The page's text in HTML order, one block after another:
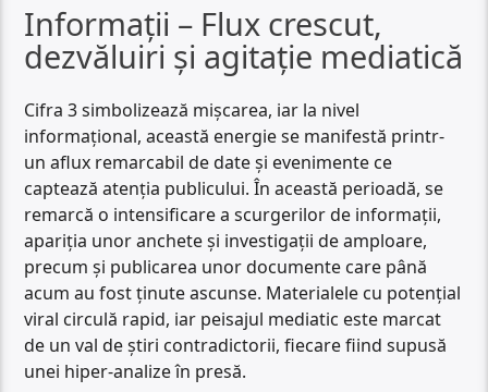
Informații – Flux crescut,
dezvăluiri și agitație mediatică
Cifra 3 simbolizează mișcarea, iar la nivel
informațional, această energie se manifestă printr-
un aflux remarcabil de date și evenimente ce
captează atenția publicului. În această perioadă, se
remarcă o intensificare a scurgerilor de informații,
apariția unor anchete și investigații de amploare,
precum și publicarea unor documente care până
acum au fost ținute ascunse. Materialele cu potențial
viral circulă rapid, iar peisajul mediatic este marcat
de un val de știri contradictorii, fiecare fiind supusă
unei hiper-analize în presă.